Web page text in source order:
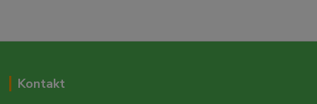
Kontakt